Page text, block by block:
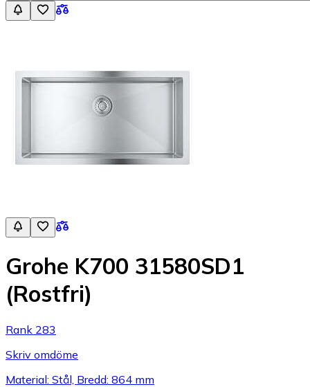
Grohe K700 31580SD1
(Rostfri)
Rank 283
Skriv omdöme
Material: Stål, Bredd: 864 mm